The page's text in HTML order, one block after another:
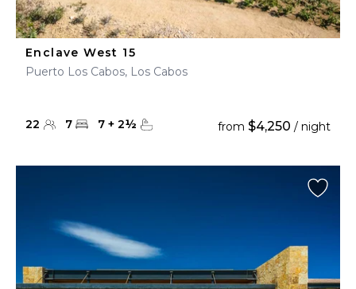
Enclave West 15
Puerto Los Cabos, Los Cabos
22 7 7 + 2½ from $4,250 / night